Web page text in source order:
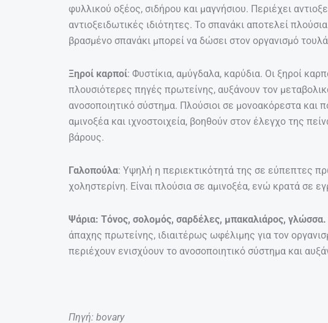
φυλλικού οξέος, σιδήρου και μαγνήσιου. Περιέχει
αντιοξειδωτικές ιδιότητες. Το σπανάκι αποτελεί
βρασμένο σπανάκι μπορεί να δώσει στον οργανισμό
Ξηροί καρποί: Φυστίκια, αμύγδαλα, καρύδια. Οι ξηροί
πλουσιότερες πηγές πρωτείνης, αυξάνουν τον
ανοσοποιητικό σύστημα. Πλούσιοι σε μονοακόρεστα και
αμινοξέα και ιχνοστοιχεία, βοηθούν στον έλεγχο της
βάρους.
Γαλοπούλα: Υψηλή η περιεκτικότητά της σε εύπεπτες
χοληστερίνη. Είναι πλούσια σε αμινοξέα, ενώ κρατά σε
Ψάρια: Τόνος, σολομός, σαρδέλες, μπακαλιάρος, γλώσσα.
άπαχης πρωτείνης, ιδιαιτέρως ωφέλιμης για τον
περιέχουν ενισχύουν το ανοσοποιητικό σύστημα και
Πηγή: bovary